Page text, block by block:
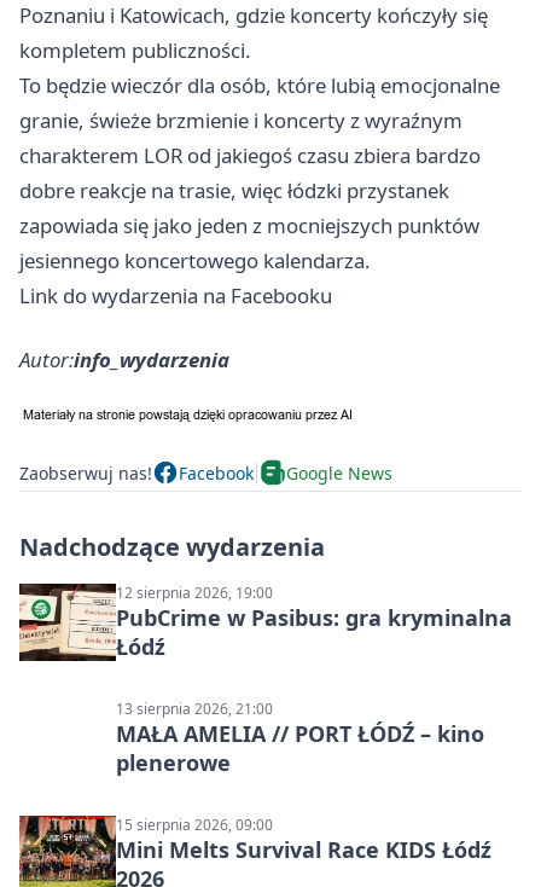
Poznaniu i Katowicach, gdzie koncerty kończyły się
kompletem publiczności.
To będzie wieczór dla osób, które lubią emocjonalne
granie, świeże brzmienie i koncerty z wyraźnym
charakterem LOR od jakiegoś czasu zbiera bardzo
dobre reakcje na trasie, więc łódzki przystanek
zapowiada się jako jeden z mocniejszych punktów
jesiennego koncertowego kalendarza.
Link do wydarzenia na Facebooku
Autor:info_wydarzenia
Zaobserwuj nas! Facebook Google News
Nadchodzące wydarzenia
12 sierpnia 2026, 19:00
PubCrime w Pasibus: gra kryminalna
Łódź
13 sierpnia 2026, 21:00
MAŁA AMELIA // PORT ŁÓDŹ – kino
plenerowe
15 sierpnia 2026, 09:00
Mini Melts Survival Race KIDS Łódź
2026